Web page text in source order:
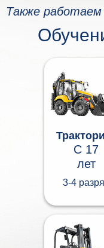
Также работаем
С 17
лет
3-4